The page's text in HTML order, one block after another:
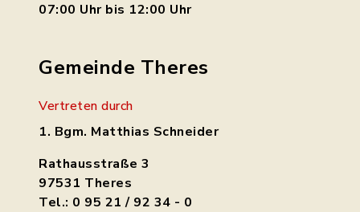
07:00 Uhr bis 12:00 Uhr
Gemeinde Theres
Vertreten durch
1. Bgm. Matthias Schneider
Rathausstraße 3
97531 Theres
Tel.: 0 95 21 / 92 34 - 0